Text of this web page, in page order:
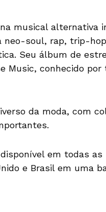
musical alternativa
neo-soul, rap, trip-
Seu álbum de
Music, conhecido
da moda, com
disponível em todas
e Brasil em uma